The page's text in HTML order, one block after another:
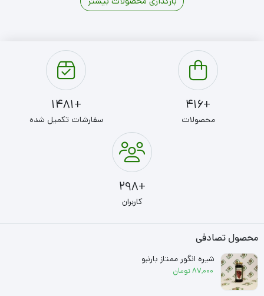
+416
محصولات
+1481
سفارشات تکمیل شده
+298
کاربران
محصول تصادفی
شیره انگور ممتاز بارنبو
87,000تومان